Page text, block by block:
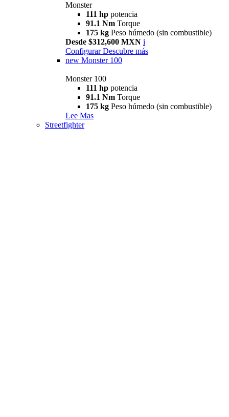
Monster
111 hp potencia
91.1 Nm Torque
175 kg Peso húmedo (sin combustible)
Desde $312,600 MXN i
Configurar Descubre más
new Monster 100
Monster 100
111 hp potencia
91.1 Nm Torque
175 kg Peso húmedo (sin combustible)
Lee Mas
Streetfighter